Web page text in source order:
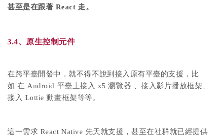
甚至是在跟著 React 走。
3.4、原生控制元件
在跨平臺開發中，就不得不說到接入原有平臺的支援，比
如 在 Android 平臺上接入 x5 瀏覽器 、接入影片播放框架、
接入 Lottie 動畫框架等等。
這一需求 React Native 先天就支援，甚至在社群就已經提供